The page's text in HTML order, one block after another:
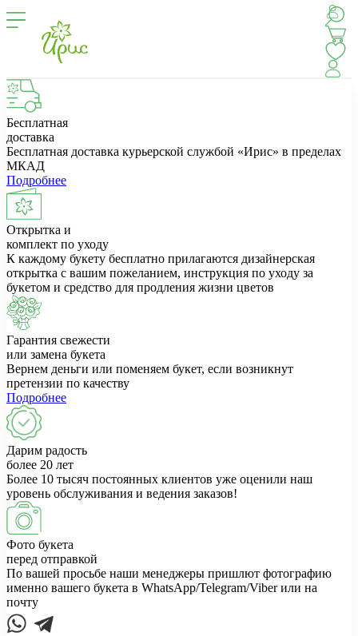
Бесплатная
доставка
Бесплатная доставка курьерской службой «Ирис» в пределах
МКАД
Подробнее
Открытка и
комплект по уходу
К каждому букету бесплатно прилагаются дизайнерская
открытка с вашим пожеланием, инструкция по уходу за
букетом и средство для продления жизни цветов
Гарантия свежести
или замена букета
Вернем деньги или поменяем букет, если возникнут
претензии по качеству
Подробнее
Дарим радость
более 20 лет
Более 10 тысяч постоянных клиентов уже оценили наш
уровень обслуживания и ведения заказов!
Фото букета
перед отправкой
По вашей просьбе наши менеджеры пришлют фотографию
именно вашего букета в WhatsApp/Telegram/Viber или на
почту